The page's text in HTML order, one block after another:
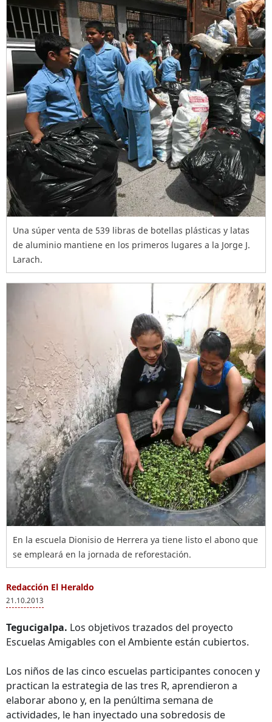
Una súper venta de 539 libras de botellas plásticas y latas
de aluminio mantiene en los primeros lugares a la Jorge J.
Larach.
En la escuela Dionisio de Herrera ya tiene listo el abono que
se empleará en la jornada de reforestación.
Redacción El Heraldo
21.10.2013
Tegucigalpa. Los objetivos trazados del proyecto
Escuelas Amigables con el Ambiente están cubiertos.
Los niños de las cinco escuelas participantes conocen y
practican la estrategia de las tres R, aprendieron a
elaborar abono y, en la penúltima semana de
actividades, le han inyectado una sobredosis de